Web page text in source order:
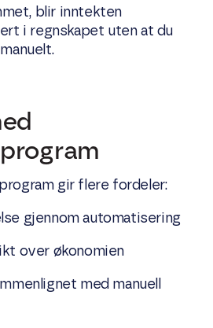
blir inntekten
i regnskapet uten at du
gir flere fordeler:
gjennom automatisering
over økonomien
med manuell